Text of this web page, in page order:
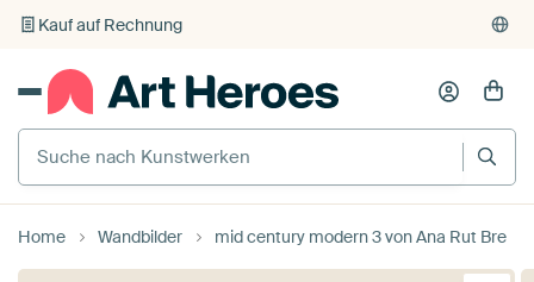
Individueller Druck auf Bestellung
Home Wandbilder mid century modern 3 von Ana Rut Bre